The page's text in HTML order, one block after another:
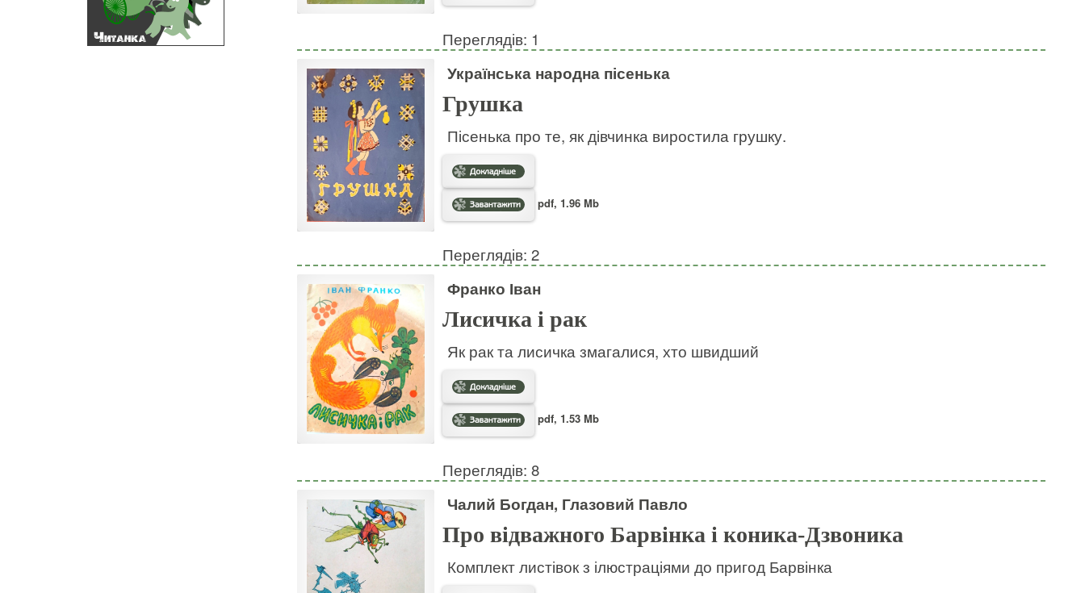
Переглядів: 1
Українська народна пісенька
Грушка
Пісенька про те, як дівчинка виростила грушку.
pdf, 1.96 Mb
Переглядів: 2
Франко Іван
Лисичка і рак
Як рак та лисичка змагалися, хто швидший
pdf, 1.53 Mb
Переглядів: 8
Чалий Богдан, Глазовий Павло
Про відважного Барвінка і коника-Дзвоника
Комплект листівок з ілюстраціями до пригод Барвінка